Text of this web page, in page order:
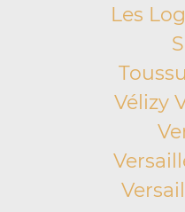
Les
Vélizy